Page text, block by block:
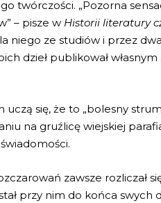
twórczości. „Pozorna
– pisze w Historii literatury
niego ze studiów i przez
dzieł publikował
się, że to „bolesny
na gruźlicę wiejskiej
zawsze rozliczał
przy nim do końca swych